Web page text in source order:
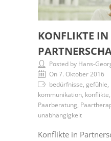
KONFLIKTE IN
Posted by Hans-
On 7. Oktober 2016
bedürfnisse, gefühle,
kommunikation,
Paarberatung,
unabhängigkeit
Konflikte in